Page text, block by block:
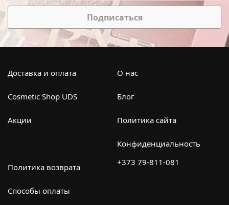
Подписаться
Доставка и оплата
Cosmetic Shop UDS
Акции
О нас
Блог
Политика сайта
Конфиденциальность
Политика возврата
Способы оплаты
+373 79-811-081